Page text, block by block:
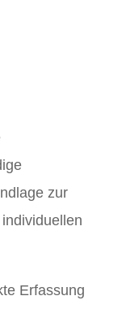
zur
Erfassung